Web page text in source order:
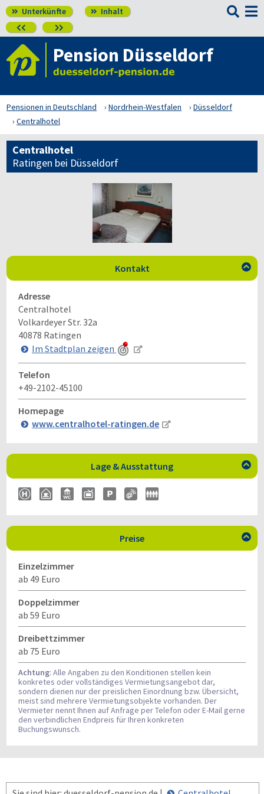
 Unterkünfte  Inhalt
 

Pension Düsseldorf
Pensionen in Deutschland Nordrhein-Westfalen
Düsseldorf
Centralhotel
Centralhotel
Ratingen bei Düsseldorf
Kontakt 
Adresse
Centralhotel
Volkardeyer Str. 32a
40878 Ratingen
Im Stadtplan zeigen
Telefon
+49-2102-45100
Homepage
www.centralhotel-ratingen.de
Lage & Ausstattung 
Preise 
Einzelzimmer
ab 49 Euro
Doppelzimmer
ab 59 Euro
Dreibettzimmer
ab 75 Euro
Achtung: Alle Angaben zu den Konditionen stellen kein
konkretes oder vollständiges Vermietungsangebot dar,
sondern dienen nur der preislichen Einordnung bzw. Übersicht,
meist sind mehrere Vermietungsobjekte vorhanden. Der
Vermieter nennt Ihnen auf Anfrage per Telefon oder E-Mail gerne
den verbindlichen Endpreis für Ihren konkreten
Buchungswunsch.